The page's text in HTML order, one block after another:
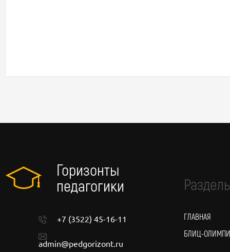
Горизонты
педагогики
+7 (3522) 45-16-11
admin@pedgorizont.ru
ГЛАВНАЯ
БЛИЦ-